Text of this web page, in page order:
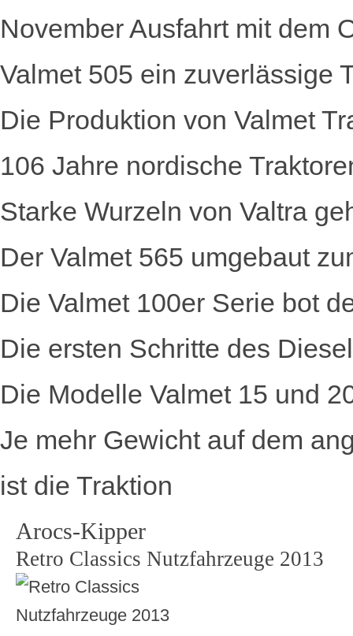
November Ausfahrt mit dem
Valmet 505 ein zuverlässige
Die Produktion von Valmet
106 Jahre nordische
Starke Wurzeln von Valtra
Der Valmet 565 umgebaut
Die Valmet 100er Serie bot
Die ersten Schritte des
Die Modelle Valmet 15 und
Je mehr Gewicht auf dem
ist die Traktion
Arocs-Kipper
Retro Classics Nutzfahrzeuge 2013